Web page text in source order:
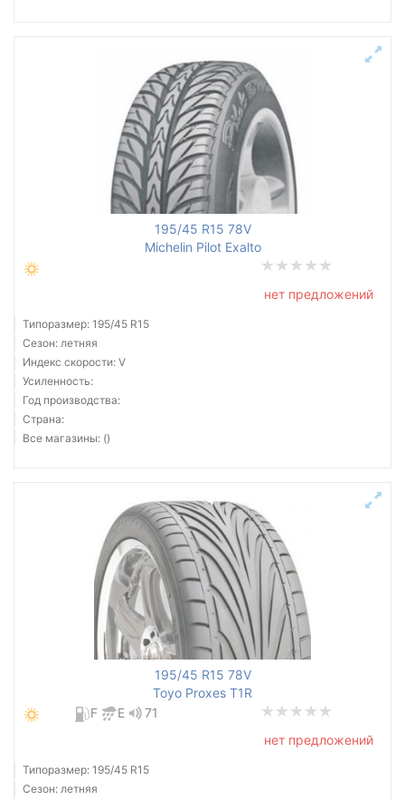
195/45 R15 78V
Michelin Pilot Exalto
нет предложений
Типоразмер: 195/45 R15
Сезон: летняя
Индекс скорости: V
Усиленность:
Год производства:
Страна:
Все магазины: ()
195/45 R15 78V
Toyo Proxes T1R
F
E
71
нет предложений
Типоразмер: 195/45 R15
Сезон: летняя